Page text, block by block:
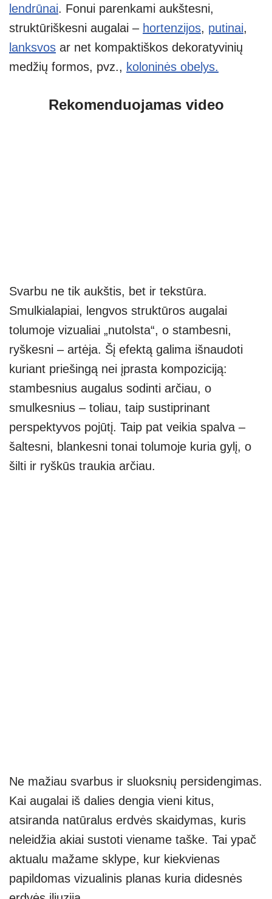
lendrūnai. Fonui parenkami aukštesni,
struktūriškesni augalai – hortenzijos, putinai,
lanksvos ar net kompaktiškos dekoratyvinių
medžių formos, pvz., koloninės obelys.
Rekomenduojamas video
Svarbu ne tik aukštis, bet ir tekstūra.
Smulkialapiai, lengvos struktūros augalai
tolumoje vizualiai „nutolsta“, o stambesni,
ryškesni – artėja. Šį efektą galima išnaudoti
kuriant priešingą nei įprasta kompoziciją:
stambesnius augalus sodinti arčiau, o
smulkesnius – toliau, taip sustiprinant
perspektyvos pojūtį. Taip pat veikia spalva –
šaltesni, blankesni tonai tolumoje kuria gylį, o
šilti ir ryškūs traukia arčiau.
Ne mažiau svarbus ir sluoksnių persidengimas.
Kai augalai iš dalies dengia vieni kitus,
atsiranda natūralus erdvės skaidymas, kuris
neleidžia akiai sustoti viename taške. Tai ypač
aktualu mažame sklype, kur kiekvienas
papildomas vizualinis planas kuria didesnės